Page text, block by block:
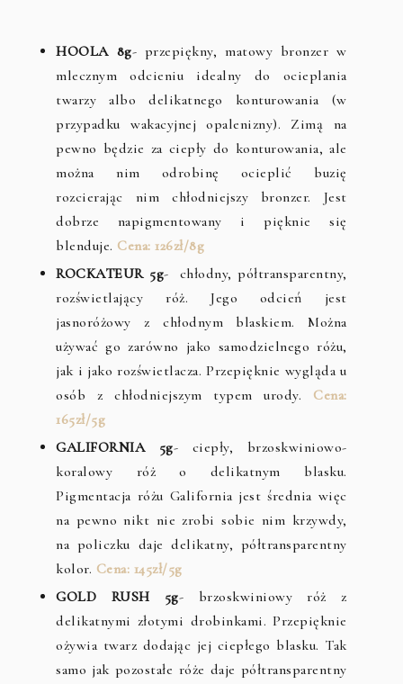
HOOLA 8g- przepiękny, matowy bronzer w
mlecznym odcieniu idealny do ocieplania
twarzy albo delikatnego konturowania (w
przypadku wakacyjnej opalenizny). Zimą na
pewno będzie za ciepły do konturowania, ale
można nim odrobinę ocieplić buzię
rozcierając nim chłodniejszy bronzer. Jest
dobrze napigmentowany i pięknie się
blenduje. Cena: 126zł/8g
ROCKATEUR 5g- chłodny, półtransparentny,
rozświetlający róż. Jego odcień jest
jasnoróżowy z chłodnym blaskiem. Można
używać go zarówno jako samodzielnego różu,
jak i jako rozświetlacza. Przepięknie wygląda u
osób z chłodniejszym typem urody. Cena:
165zł/5g
GALIFORNIA 5g- ciepły, brzoskwiniowo-
koralowy róż o delikatnym blasku.
Pigmentacja różu Galifornia jest średnia więc
na pewno nikt nie zrobi sobie nim krzywdy,
na policzku daje delikatny, półtransparentny
kolor. Cena: 145zł/5g
GOLD RUSH 5g- brzoskwiniowy róż z
delikatnymi złotymi drobinkami. Przepięknie
ożywia twarz dodając jej ciepłego blasku. Tak
samo jak pozostałe róże daje półtransparentny